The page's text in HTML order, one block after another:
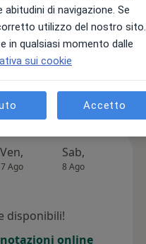
Ven,
7 Ago
Sab,
8 Ago
disponibili!
online
di navigazione. Se
utilizzo del nostro sito.
in qualsiasi momento dalle
sui cookie
Accetto